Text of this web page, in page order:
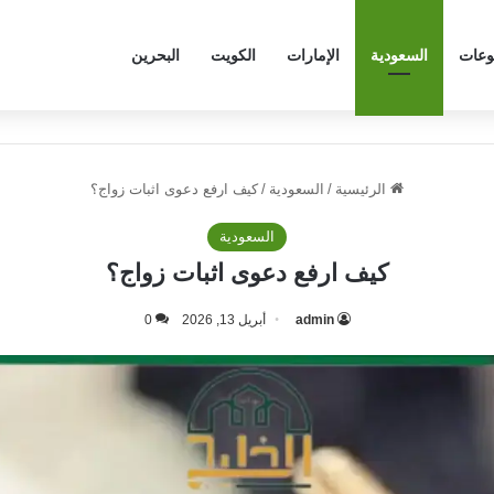
السعودية الإمارات الكويت البحرين
الرئيسية / السعودية / كيف ارفع دعوى اثبات زواج؟
السعودية
كيف ارفع دعوى اثبات زواج؟
admin أبريل 13, 2026 0